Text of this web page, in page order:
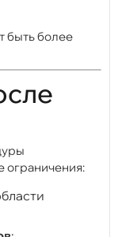
быть более
ограничения: